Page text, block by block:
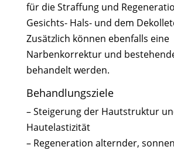
für die Straffung und
Gesichts- Hals- und dem
Zusätzlich können ebenfalls eine
Narbenkorrektur und
behandelt werden.
Behandlungsziele
– Steigerung der Hautstruktur
Hautelastizität
– Regeneration alternder,